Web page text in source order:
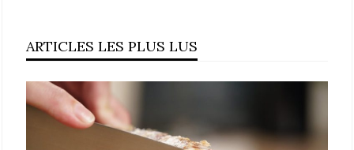
ARTICLES LES PLUS LUS